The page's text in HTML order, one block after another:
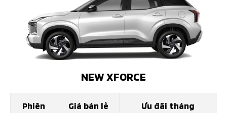
NEW XFORCE
Phiên
Giá bán lẻ
Ưu đãi tháng